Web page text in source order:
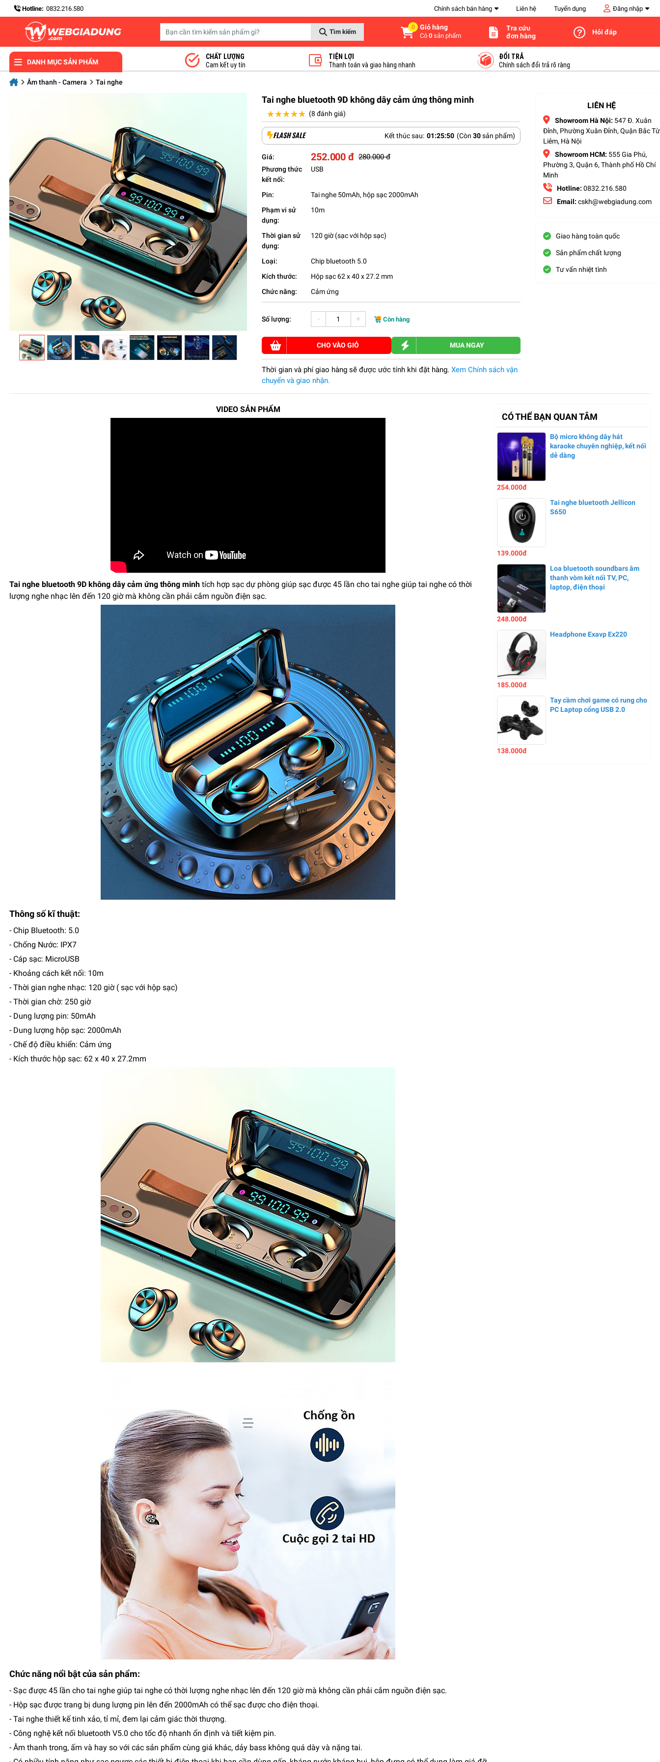
Hotline: 0832.216.580 Chính sách bán hàng Liên hệ Tuyển dụng Đăng nhập
Tìm kiếm
0 Giỏ hàng
Có0 sản phẩm
Tra cứu
đơn hàng
Hỏi đáp
DANH MỤC SẢN PHẨM
CHẤT LƯỢNG
Cam kết uy tín
TIỆN LỢI
Thanh toán và giao hàng nhanh
ĐỔI TRẢ
Chính sách đổi trả rõ ràng
Âm thanh - Camera Tai nghe
Tai nghe bluetooth 9D không dây cảm ứng thông minh
★★★★★
★★★★★ (8 đánh giá)
FLASH SALE Kết thúc sau: 01:25:49 (Còn30sản phẩm)
Giá: 252.000 đ 280.000 đ
Phương thức
kết nối:
USB
Pin:
Tai nghe 50mAh, hộp sạc 2000mAh
Phạm vi sử
dụng:
10m
Thời gian sử
dụng:
120 giờ (sạc với hộp sạc)
Loại:
Chip bluetooth 5.0
Kích thước:
Hộp sạc 62 x 40 x 27.2 mm
Chức năng:
Cảm ứng
Số lượng: - + Còn hàng
CHO VÀO GIỎ MUA NGAY
Thời gian và phí giao hàng sẽ được ước tính khi đặt hàng.Xem Chính sách vận
chuyển và giao nhận.
LIÊN HỆ
Showroom Hà Nội: 547 Đ. Xuân
Đỉnh, Phường Xuân Đỉnh, Quận Bắc Từ
Liêm, Hà Nội
Showroom HCM: 555 Gia Phú,
Phường 3, Quận 6, Thành phố Hồ Chí
Minh
Hotline: 0832.216.580
Email: cskh@webgiadung.com
Giao hàng toàn quốc
Sản phẩm chất lượng
Tư vấn nhiệt tình
VIDEO SẢN PHẨM
Tai nghe bluetooth 9D không dây cảm ứng thông minh tích hợp sạc dự phòng giúp sạc được 45 lần cho tai nghe giúp tai nghe có thời
lượng nghe nhạc lên đến 120 giờ mà không cần phải cắm nguồn điện sạc.
Thông số kĩ thuật:
- Chip Bluetooth: 5.0
- Chống Nước: IPX7
- Cáp sạc: MicroUSB
- Khoảng cách kết nối: 10m
- Thời gian nghe nhạc: 120 giờ ( sạc với hộp sạc)
- Thời gian chờ: 250 giờ
- Dung lượng pin: 50mAh
- Dung lượng hộp sạc: 2000mAh
- Chế độ điều khiển: Cảm ứng
- Kích thước hộp sạc: 62 x 40 x 27.2mm
Chức năng nổi bật của sản phẩm:
- Sạc được 45 lần cho tai nghe giúp tai nghe có thời lượng nghe nhạc lên đến 120 giờ mà không cần phải cắm nguồn điện sạc.
- Hộp sạc được trang bị dung lượng pin lên đến 2000mAh có thể sạc được cho điện thoại.
- Tai nghe thiết kế tinh xảo, tỉ mỉ, đem lại cảm giác thời thượng.
- Công nghệ kết nối bluetooth V5.0 cho tốc độ nhanh ổn định và tiết kiệm pin.
- Âm thanh trong, ấm và hay so với các sản phẩm cùng giá khác, dảy bass không quá dày và nặng tai.
CÓ THỂ BẠN QUAN TÂM
Bộ micro không dây hát
karaoke chuyên nghiệp, kết nối
dễ dàng
254.000đ
Tai nghe bluetooth Jellicon
S650
139.000đ
Loa bluetooth soundbars âm
thanh vòm kết nối TV, PC,
laptop, điện thoại
248.000đ
Headphone Exavp Ex220
185.000đ
Tay cầm chơi game có rung cho
PC Laptop cổng USB 2.0
138.000đ